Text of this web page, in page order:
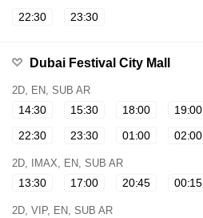
22:30
23:30
Dubai Festival City Mall
2D, EN, SUB AR
14:30 15:30 18:00 19:00
22:30
23:30 01:00 02:00
2D, IMAX, EN, SUB AR
13:30 17:00 20:45 00:15
2D, VIP, EN, SUB AR